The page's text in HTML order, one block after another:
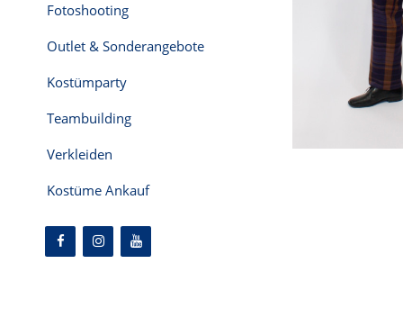
Fotoshooting
Outlet & Sonderangebote
Kostümparty
Teambuilding
Verkleiden
Kostüme Ankauf